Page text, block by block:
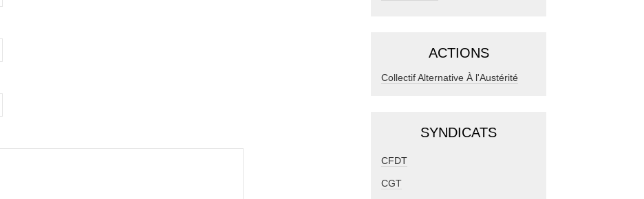
ACTIONS
Collectif Alternative À l'Austérité
SYNDICATS
CFDT
CGT